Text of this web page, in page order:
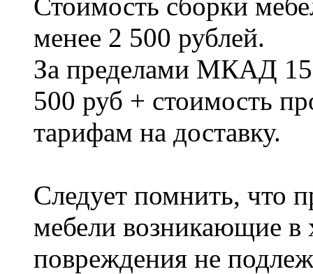
менее 2 500 рублей.
За пределами МКАД
500 руб + стоимость
тарифам на доставку.
Следует помнить, что
мебели возникающие в
повреждения не